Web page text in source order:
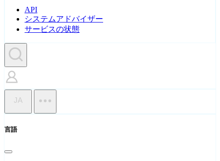
API
システムアドバイザー
サービスの状態
JA
言語